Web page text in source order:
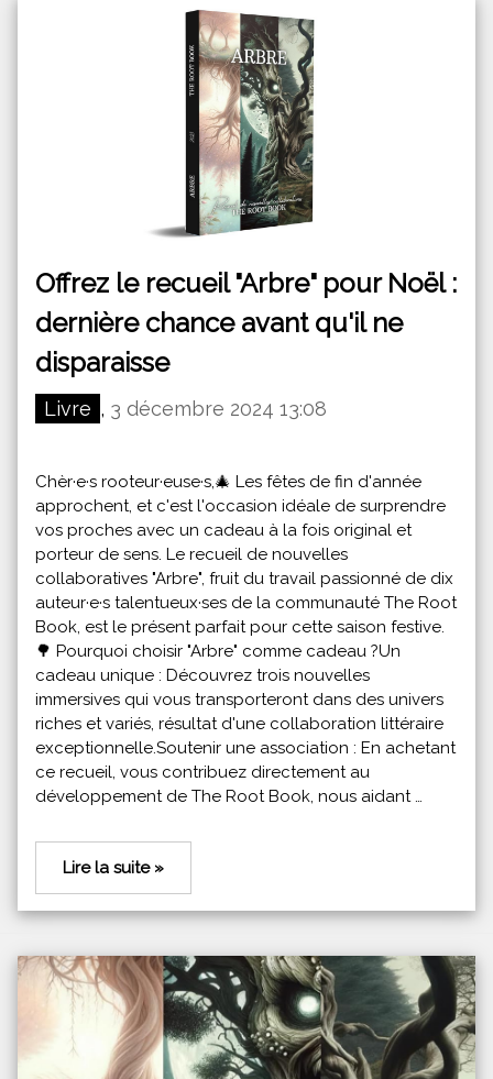
Offrez le recueil "Arbre" pour Noël :
dernière chance avant qu'il ne
disparaisse
Livre , 3 décembre 2024 13:08
Chèr·e·s rooteur·euse·s,🎄 Les fêtes de fin d'année
approchent, et c'est l'occasion idéale de surprendre
vos proches avec un cadeau à la fois original et
porteur de sens. Le recueil de nouvelles
collaboratives "Arbre", fruit du travail passionné de dix
auteur·e·s talentueux·ses de la communauté The Root
Book, est le présent parfait pour cette saison festive.
🌳 Pourquoi choisir "Arbre" comme cadeau ?Un
cadeau unique : Découvrez trois nouvelles
immersives qui vous transporteront dans des univers
riches et variés, résultat d'une collaboration littéraire
exceptionnelle.Soutenir une association : En achetant
ce recueil, vous contribuez directement au
développement de The Root Book, nous aidant …
Lire la suite »